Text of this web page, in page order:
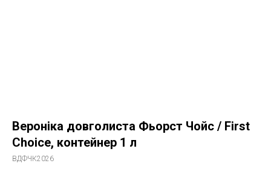
Вероніка довголиста Фьорст Чойс / First
Choice, контейнер 1 л
ВДФЧК2026